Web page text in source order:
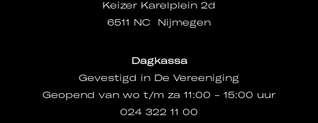
Keizer Karelplein 2d
6511 NC Nijmegen
Dagkassa
Gevestigd in De Vereeniging
Geopend van wo t/m za 11:00 - 15:00 uur
024 322 11 00